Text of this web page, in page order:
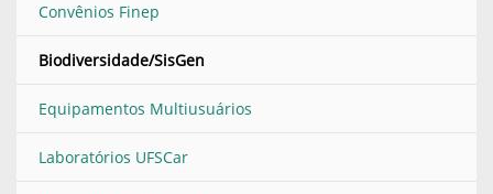
Convênios Finep
Biodiversidade/SisGen
Equipamentos Multiusuários
Laboratórios UFSCar